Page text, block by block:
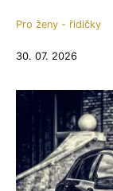
Pro ženy - řidičky
30. 07. 2026